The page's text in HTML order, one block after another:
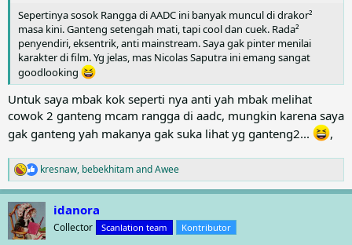
Sepertinya sosok Rangga di AADC ini banyak muncul di drakor²
masa kini. Ganteng setengah mati, tapi cool dan cuek. Rada²
penyendiri, eksentrik, anti mainstream. Saya gak pinter menilai
karakter di film. Yg jelas, mas Nicolas Saputra ini emang sangat
goodlooking
Untuk saya mbak kok seperti nya anti yah mbak melihat
cowok 2 ganteng mcam rangga di aadc, mungkin karena saya
gak ganteng yah makanya gak suka lihat yg ganteng2...
,
R
e
a
c
t
i
kresnaw, bebekhitamandAwee
idanora
Collector Scanlation team Kontributor